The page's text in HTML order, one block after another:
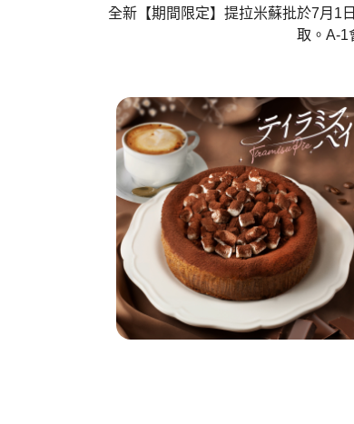
全新【期間限定】提拉米蘇批於7月 1
取。 A-1